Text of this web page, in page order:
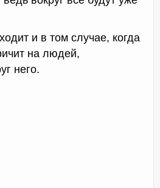
и в том случае, когда
на людей,
него.